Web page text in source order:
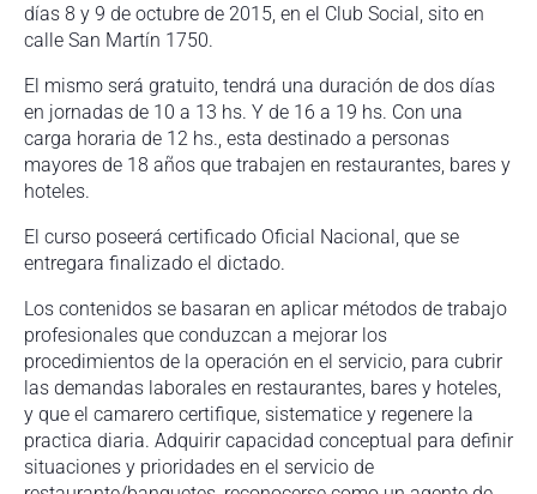
días 8 y 9 de octubre de 2015, en el Club Social, sito en
calle San Martín 1750.
El mismo será gratuito, tendrá una duración de dos días
en jornadas de 10 a 13 hs. Y de 16 a 19 hs. Con una
carga horaria de 12 hs., esta destinado a personas
mayores de 18 años que trabajen en restaurantes, bares y
hoteles.
El curso poseerá certificado Oficial Nacional, que se
entregara finalizado el dictado.
Los contenidos se basaran en aplicar métodos de trabajo
profesionales que conduzcan a mejorar los
procedimientos de la operación en el servicio, para cubrir
las demandas laborales en restaurantes, bares y hoteles,
y que el camarero certifique, sistematice y regenere la
practica diaria. Adquirir capacidad conceptual para definir
situaciones y prioridades en el servicio de